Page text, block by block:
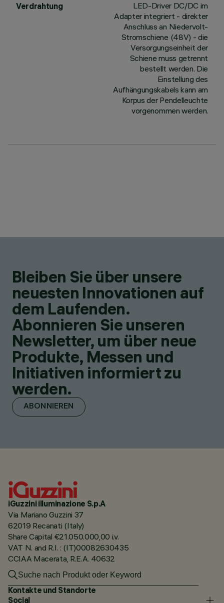
Verdrahtung
LED-Driver DC/DC im
Adapter integriert - direkter
Anschluss an Niedervolt-
Stromschiene (48V) - die
Versorgungseinheit der
Schiene muss getrennt
bestellt werden. Die
Einstellung des
Aufhängungskabels kann am
Korpus der Pendelleuchte
vorgenommen werden.
Bleiben Sie über unsere
neuesten Innovationen auf
dem Laufenden.
Abonnieren Sie unseren
Newsletter, um über neue
Produkte, Messen und
Initiativen informiert zu
werden.
ABONNIEREN
iGuzzini illuminazione S.p.A
Via Mariano Guzzini 37
62019 Recanati (Italy)
Share Capital €21.050.000,00 i.v.
VAT N. and R.I. : (IT)00082630435
CCIAA Macerata, R.E.A. 40632
Kontakte und Standorte
Social